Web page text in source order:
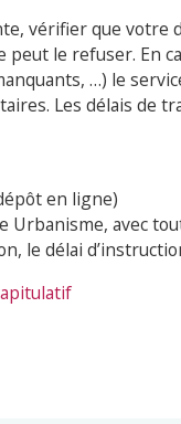
vérifier que
le refuser. En
…) le
Les délais de
en ligne)
Urbanisme, avec
le délai